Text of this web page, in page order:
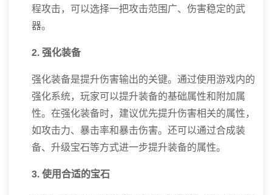
程攻击，可以选择一把攻击范围广、伤害稳定的武
器。
2. 强化装备
强化装备是提升伤害输出的关键。通过使用游戏内的
强化系统，玩家可以提升装备的基础属性和附加属
性。在强化装备时，建议优先提升伤害相关的属性，
如攻击力、暴击率和暴击伤害。还可以通过合成装
备、升级宝石等方式进一步提升装备的属性。
3. 使用合适的宝石